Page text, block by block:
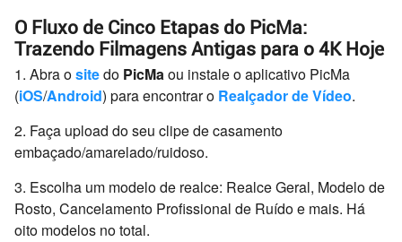
O Fluxo de Cinco Etapas do PicMa:
Trazendo Filmagens Antigas para o 4K Hoje
1. Abra ositedo PicMaou instale o aplicativo PicMa
(iOS/Android) para encontrar o Realçador de Vídeo.
2. Faça upload do seu clipe de casamento
embaçado/amarelado/ruidoso.
3. Escolha um modelo de realce: Realce Geral, Modelo de
Rosto, Cancelamento Profissional de Ruído e mais. Há
oito modelos no total.